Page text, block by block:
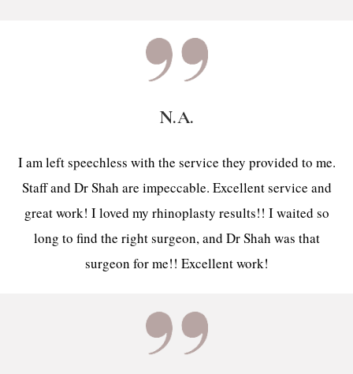
N.A.
I am left speechless with the service they provided to me.
Staff and Dr Shah are impeccable. Excellent service and
great work! I loved my rhinoplasty results!! I waited so
long to find the right surgeon, and Dr Shah was that
surgeon for me!! Excellent work!